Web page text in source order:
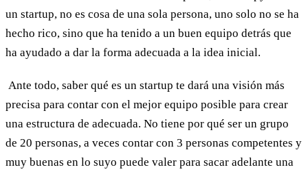
un startup, no es cosa de una sola persona, uno solo no se ha
hecho rico, sino que ha tenido a un buen equipo detrás que
ha ayudado a dar la forma adecuada a la idea inicial.
Ante todo, saber qué es un startup te dará una visión más
precisa para contar con el mejor equipo posible para crear
una estructura de adecuada. No tiene por qué ser un grupo
de 20 personas, a veces contar con 3 personas competentes y
muy buenas en lo suyo puede valer para sacar adelante una